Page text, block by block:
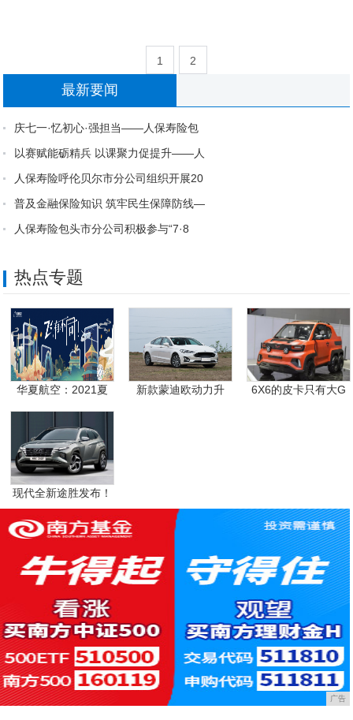
1 2
最新要闻
庆七一·忆初心·强担当——人保寿险包
以赛赋能砺精兵 以课聚力促提升——人
人保寿险呼伦贝尔市分公司组织开展20
普及金融保险知识 筑牢民生保障防线—
人保寿险包头市分公司积极参与“7·8
热点专题
华夏航空：2021夏
新款蒙迪欧动力升
6X6的皮卡只有大G
现代全新途胜发布！
搭
广告